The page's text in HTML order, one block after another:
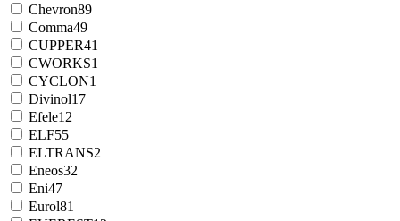
Chevron89
Comma49
CUPPER41
CWORKS1
CYCLON1
Divinol17
Efele12
ELF55
ELTRANS2
Eneos32
Eni47
Eurol81